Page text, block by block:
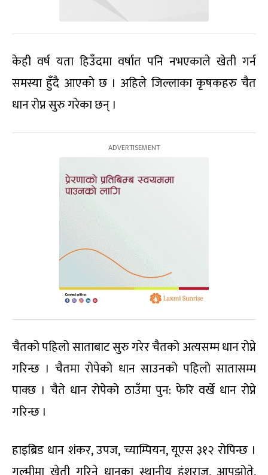
केही वर्ष यता हिउँदमा वर्षात पनि नभएकाले खेती गर्न
समस्या हुँदै आएको छ । अहिले जिल्लाका कृषकहरु चैत
धान रोप्न सुरु गरेका छन् ।
चैतको पहिलो साताबाट सुरु गरेर चैतको अत्यसम्म धान रोप्ने
गरिन्छ । चैतमा रोपेको धान साउनको पहिलो सातासम्म
पाक्छ । चैते धान रोपेको ठाउँमा पुन: फेरि वर्खे धान रोप्ने
गरिन्छ ।
हाइब्रिड धान शंकर, उपज, च्याम्पियन, यूएस ३१२ रोपिन्छ ।